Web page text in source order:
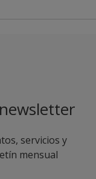
servicios y
mensual